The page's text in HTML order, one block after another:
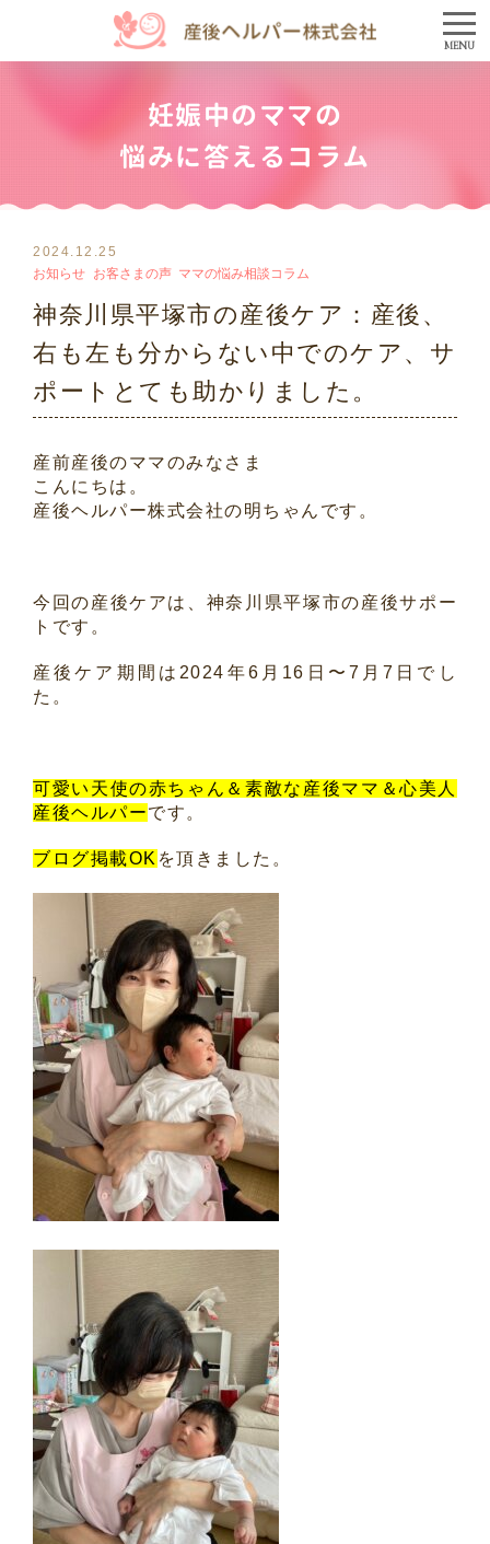
MENU
妊娠中のママの
悩みに答えるコラム
2024.12.25
お知らせ お客さまの声 ママの悩み相談コラム
神奈川県平塚市の産後ケア：産後、
右も左も分からない中でのケア、サ
ポートとても助かりました。
産前産後のママのみなさま
こんにちは。
産後ヘルパー株式会社の明ちゃんです。
今回の産後ケアは、 神奈川県平塚市の産後サポー
トです。
産後ケア期間は2024年6月16日〜7月7日でし
た。
可愛い天使の赤ちゃん＆素敵な産後ママ＆心美人
産後ヘルパーです。
ブログ掲載OK を頂きました。